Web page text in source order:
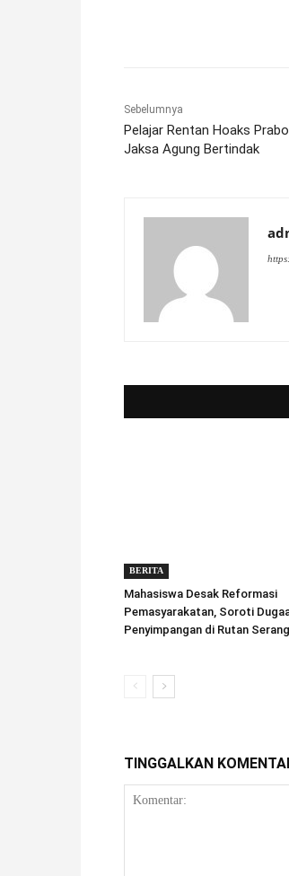
Sebelumnya
Pelajar Rentan Hoaks
Jaksa Agung Bertindak
BERITA
Mahasiswa Desak Reformasi
Pemasyarakatan, Soroti
Penyimpangan di Rutan Serang
TINGGALKAN